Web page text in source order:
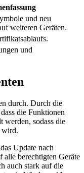
und neu
weiteren Geräten.
und
durch. Durch die
die Funktionen
werden, sodass die
wird.
Update nach
alle berechtigten Geräte
auch stark auf die